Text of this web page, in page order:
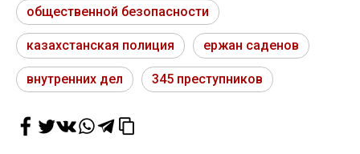
общественной безопасности
казахстанская полиция ержан саденов
внутренних дел 345 преступников